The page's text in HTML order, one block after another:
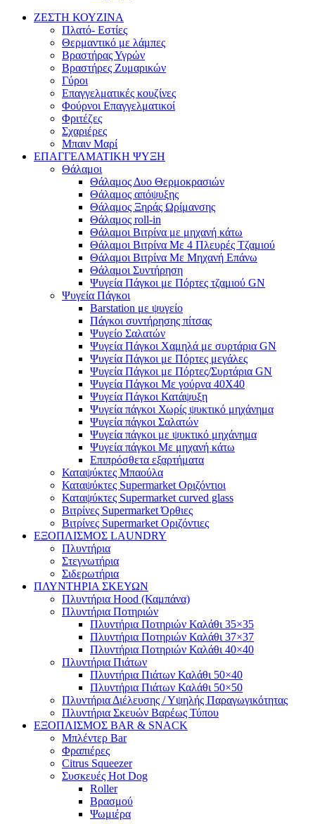
ΖΕΣΤΗ ΚΟΥΖΙΝΑ
Πλατό- Εστίες
Θερμαντικό με λάμπες
Βραστήρας Υγρών
Βραστήρες Ζυμαρικών
Γύροι
Επαγγελματικές κουζίνες
Φούρνοι Επαγγελματικοί
Φριτέζες
Σχαριέρες
Μπαιν Μαρί
ΕΠΑΓΓΕΛΜΑΤΙΚΗ ΨΥΞΗ
Θάλαμοι
Θάλαμος Δυο Θερμοκρασιών
Θάλαμος απόψυξης
Θάλαμος Ξηράς Ωρίμανσης
Θάλαμος roll-in
Θάλαμοι Βιτρίνα με μηχανή κάτω
Θάλαμοι Βιτρίνα Με 4 Πλευρές Τζαμιού
Θάλαμοι Βιτρίνα Με Μηχανή Επάνω
Θάλαμοι Συντήρηση
Ψυγεία Πάγκοι με Πόρτες τζαμιού GN
Ψυγεία Πάγκοι
Barstation με ψυγείο
Πάγκοι συντήρησης πίτσας
Ψυγείο Σαλατών
Ψυγεία Πάγκοι Χαμηλά με συρτάρια GN
Ψυγεία Πάγκοι με Πόρτες μεγάλες
Ψυγεία Πάγκοι με Πόρτες/Συρτάρια GN
Ψυγεία Πάγκοι Με γούρνα 40Χ40
Ψυγεία Πάγκοι Κατάψυξη
Ψυγεία πάγκοι Χωρίς ψυκτικό μηχάνημα
Ψυγεία πάγκοι Σαλατών
Ψυγεία πάγκοι με ψυκτικό μηχάνημα
Ψυγεία πάγκοι Με μηχανή κάτω
Επιπρόσθετα εξαρτήματα
Καταψύκτες Μπαούλα
Καταψύκτες Supermarket Οριζόντιοι
Καταψύκτες Supermarket curved glass
Βιτρίνες Supermarket Όρθιες
Βιτρίνες Supermarket Οριζόντιες
ΕΞΟΠΛΙΣΜΟΣ LAUNDRY
Πλυντήρια
Στεγνωτήρια
Σιδερωτήρια
ΠΛΥΝΤΗΡΙΑ ΣΚΕΥΩΝ
Πλυντήρια Hood (Καμπάνα)
Πλυντήρια Ποτηριών
Πλυντήρια Ποτηριών Καλάθι 35×35
Πλυντήρια Ποτηριών Καλάθι 37×37
Πλυντήρια Ποτηριών Καλάθι 40×40
Πλυντήρια Πιάτων
Πλυντήρια Πιάτων Καλάθι 50×40
Πλυντήρια Πιάτων Καλάθι 50×50
Πλυντήρια Διέλευσης / Υψηλής Παραγωγικότητας
Πλυντήρια Σκευών Βαρέως Τύπου
ΕΞΟΠΛΙΣΜΟΣ BAR & SNACK
Μπλέντερ Bar
Φραπιέρες
Citrus Squeezer
Συσκευές Hot Dog
Roller
Βρασμού
Ψωμιέρα